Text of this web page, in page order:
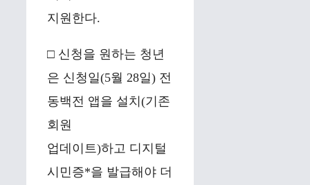
지원한다.
□ 신청을 원하는 청년
은 신청일(5월 28일) 전
동백전 앱을 설치(기존
회원
업데이트)하고 디지털
시민증*을 발급해야 더